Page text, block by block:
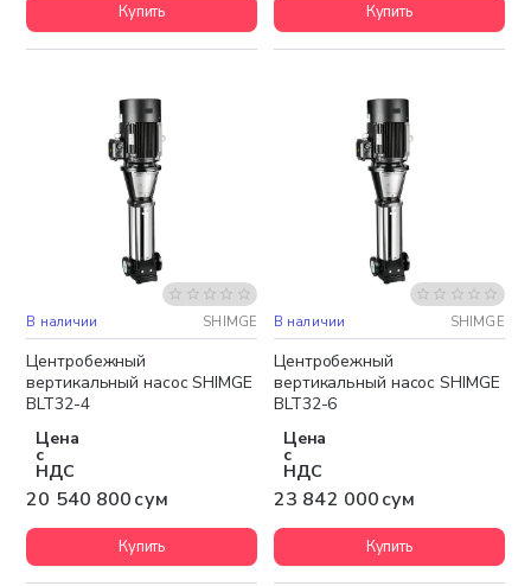
Купить Купить
Бесплатная доставка
В наличии SHIMGE
Центробежный
вертикальный насос SHIMGE
BLT32-4
Цена
с
НДС
20 540 800 сум
Купить
Бесплатная доставка
В наличии SHIMGE
Центробежный
вертикальный насос SHIMGE
BLT32-6
Цена
с
НДС
23 842 000 сум
Купить